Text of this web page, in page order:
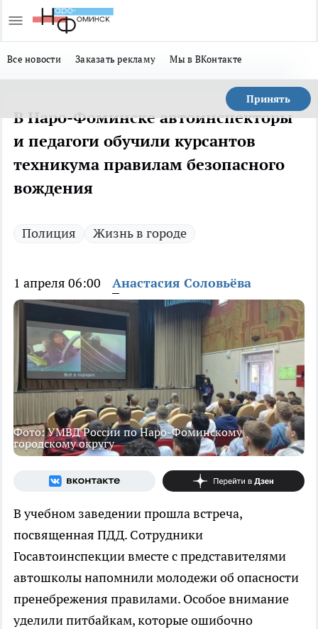
Все новости Заказать рекламу Мы в ВКонтакте
Принять
В Наро-Фоминске автоинспекторы
и педагоги обучили курсантов
техникума правилам безопасного
вождения
Полиция Жизнь в городе
1 апреля 06:00 Анастасия Соловьёва
Фото: УМВД России по Наро-Фоминскому
городскому округу
В учебном заведении прошла встреча,
посвященная ПДД. Сотрудники
Госавтоинспекции вместе с представителями
автошколы напомнили молодежи об опасности
пренебрежения правилами. Особое внимание
уделили питбайкам, которые ошибочно